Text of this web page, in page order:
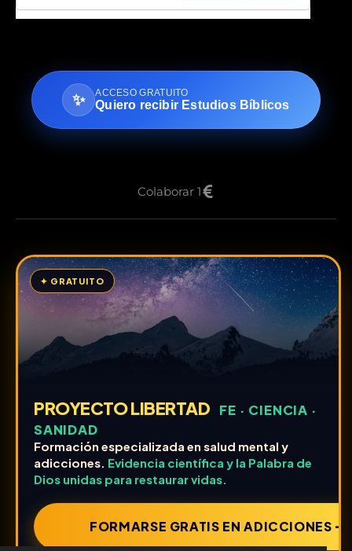
✨ ACCESO GRATUITO
Quiero recibir Estudios Bíblicos
Colaborar 1
✦ GRATUITO
PROYECTO LIBERTAD
FE · CIENCIA ·
SANIDAD
Formación especializada en salud mental y
adicciones. Evidencia científica y la Palabra de
Dios unidas para restaurar vidas.
FORMARSE GRATIS EN ADICCIONES ➔